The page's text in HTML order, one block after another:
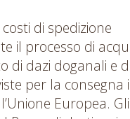
di spedizione
il processo di
di dazi doganali e
per la consegna
Europea. Gli